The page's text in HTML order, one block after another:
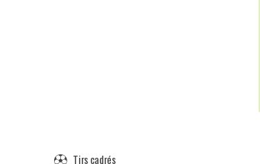
Tirs cadrés